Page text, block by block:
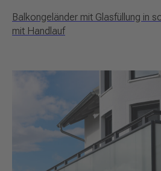
Balkongeländer mit Glasfüllung in
mit Handlauf